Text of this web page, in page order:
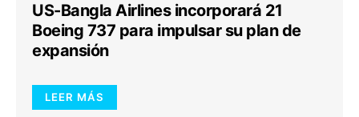
US-Bangla Airlines incorporará 21
Boeing 737 para impulsar su plan de
expansión
LEER MÁS